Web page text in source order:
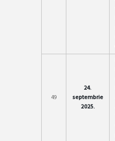
49
24.
septembrie
2025.